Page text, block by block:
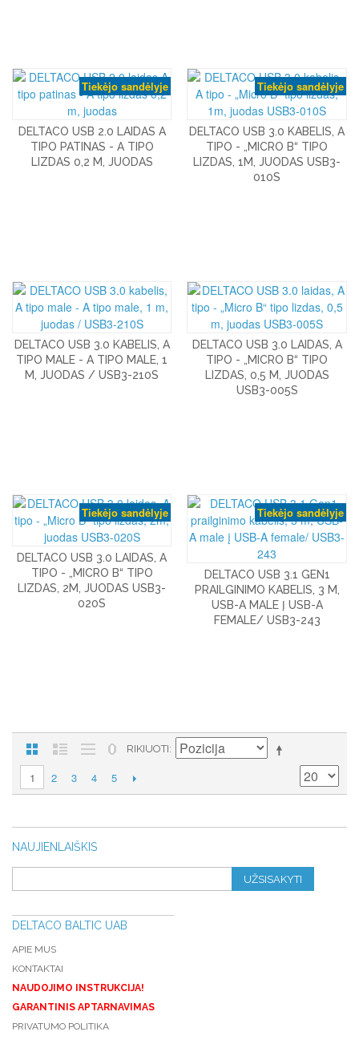
Tiekėjo sandėlyje
DELTACO USB 2.0 LAIDAS A
TIPO PATINAS - A TIPO
LIZDAS 0,2 M, JUODAS
Tiekėjo sandėlyje
DELTACO USB 3.0 KABELIS, A
TIPO - „MICRO B“ TIPO
LIZDAS, 1M, JUODAS USB3-
010S
DELTACO USB 3.0 KABELIS, A
TIPO MALE - A TIPO MALE, 1
M, JUODAS / USB3-210S
DELTACO USB 3.0 LAIDAS, A
TIPO - „MICRO B“ TIPO
LIZDAS, 0,5 M, JUODAS
USB3-005S
Tiekėjo sandėlyje
DELTACO USB 3.0 LAIDAS, A
TIPO - „MICRO B“ TIPO
LIZDAS, 2M, JUODAS USB3-
020S
Tiekėjo sandėlyje
DELTACO USB 3.1 GEN1
PRAILGINIMO KABELIS, 3 M,
USB-A MALE Į USB-A
FEMALE/ USB3-243
RIKIUOTI
1 2 3 4 5
NAUJIENLAIŠKIS
UŽSISAKYTI
DELTACO BALTIC UAB
APIE MUS
KONTAKTAI
NAUDOJIMO INSTRUKCIJA!
GARANTINIS APTARNAVIMAS
PRIVATUMO POLITIKA